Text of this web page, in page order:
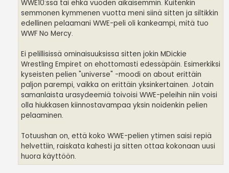
WWE10:ssä tai ehkä vuoden aikaisemmin. Kuitenkin
semmonen kymmenen vuotta meni siinä sitten ja siltikkin
edellinen pelaamani WWE-peli oli kankeampi, mitä tuo
WWF No Mercy.
Ei pelillisissä ominaisuuksissa sitten jokin MDickie
Wrestling Empiret on ehottomasti edessäpäin. Esimerkiksi
kyseisten pelien "universe" -moodi on about erittäin
paljon parempi, vaikka on erittäin yksinkertainen. Jotain
samanlaista urasydeemiä toivoisi WWE-peleihin niin voisi
olla hiukkasen kiinnostavampaa yksin noidenkin pelien
pelaaminen.
Totuushan on, että koko WWE-pelien ytimen saisi repiä
helvettiin, raiskata kahesti ja sitten ottaa kokonaan uusi
huora käyttöön.